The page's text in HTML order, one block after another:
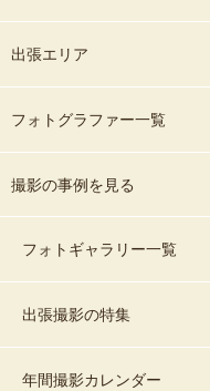
出張エリア
フォトグラファー一覧
撮影の事例を見る
フォトギャラリー一覧
出張撮影の特集
年間撮影カレンダー